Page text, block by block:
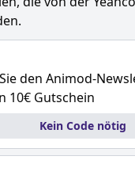
den Animod-
10€ Gutschein
Kein Code nötig